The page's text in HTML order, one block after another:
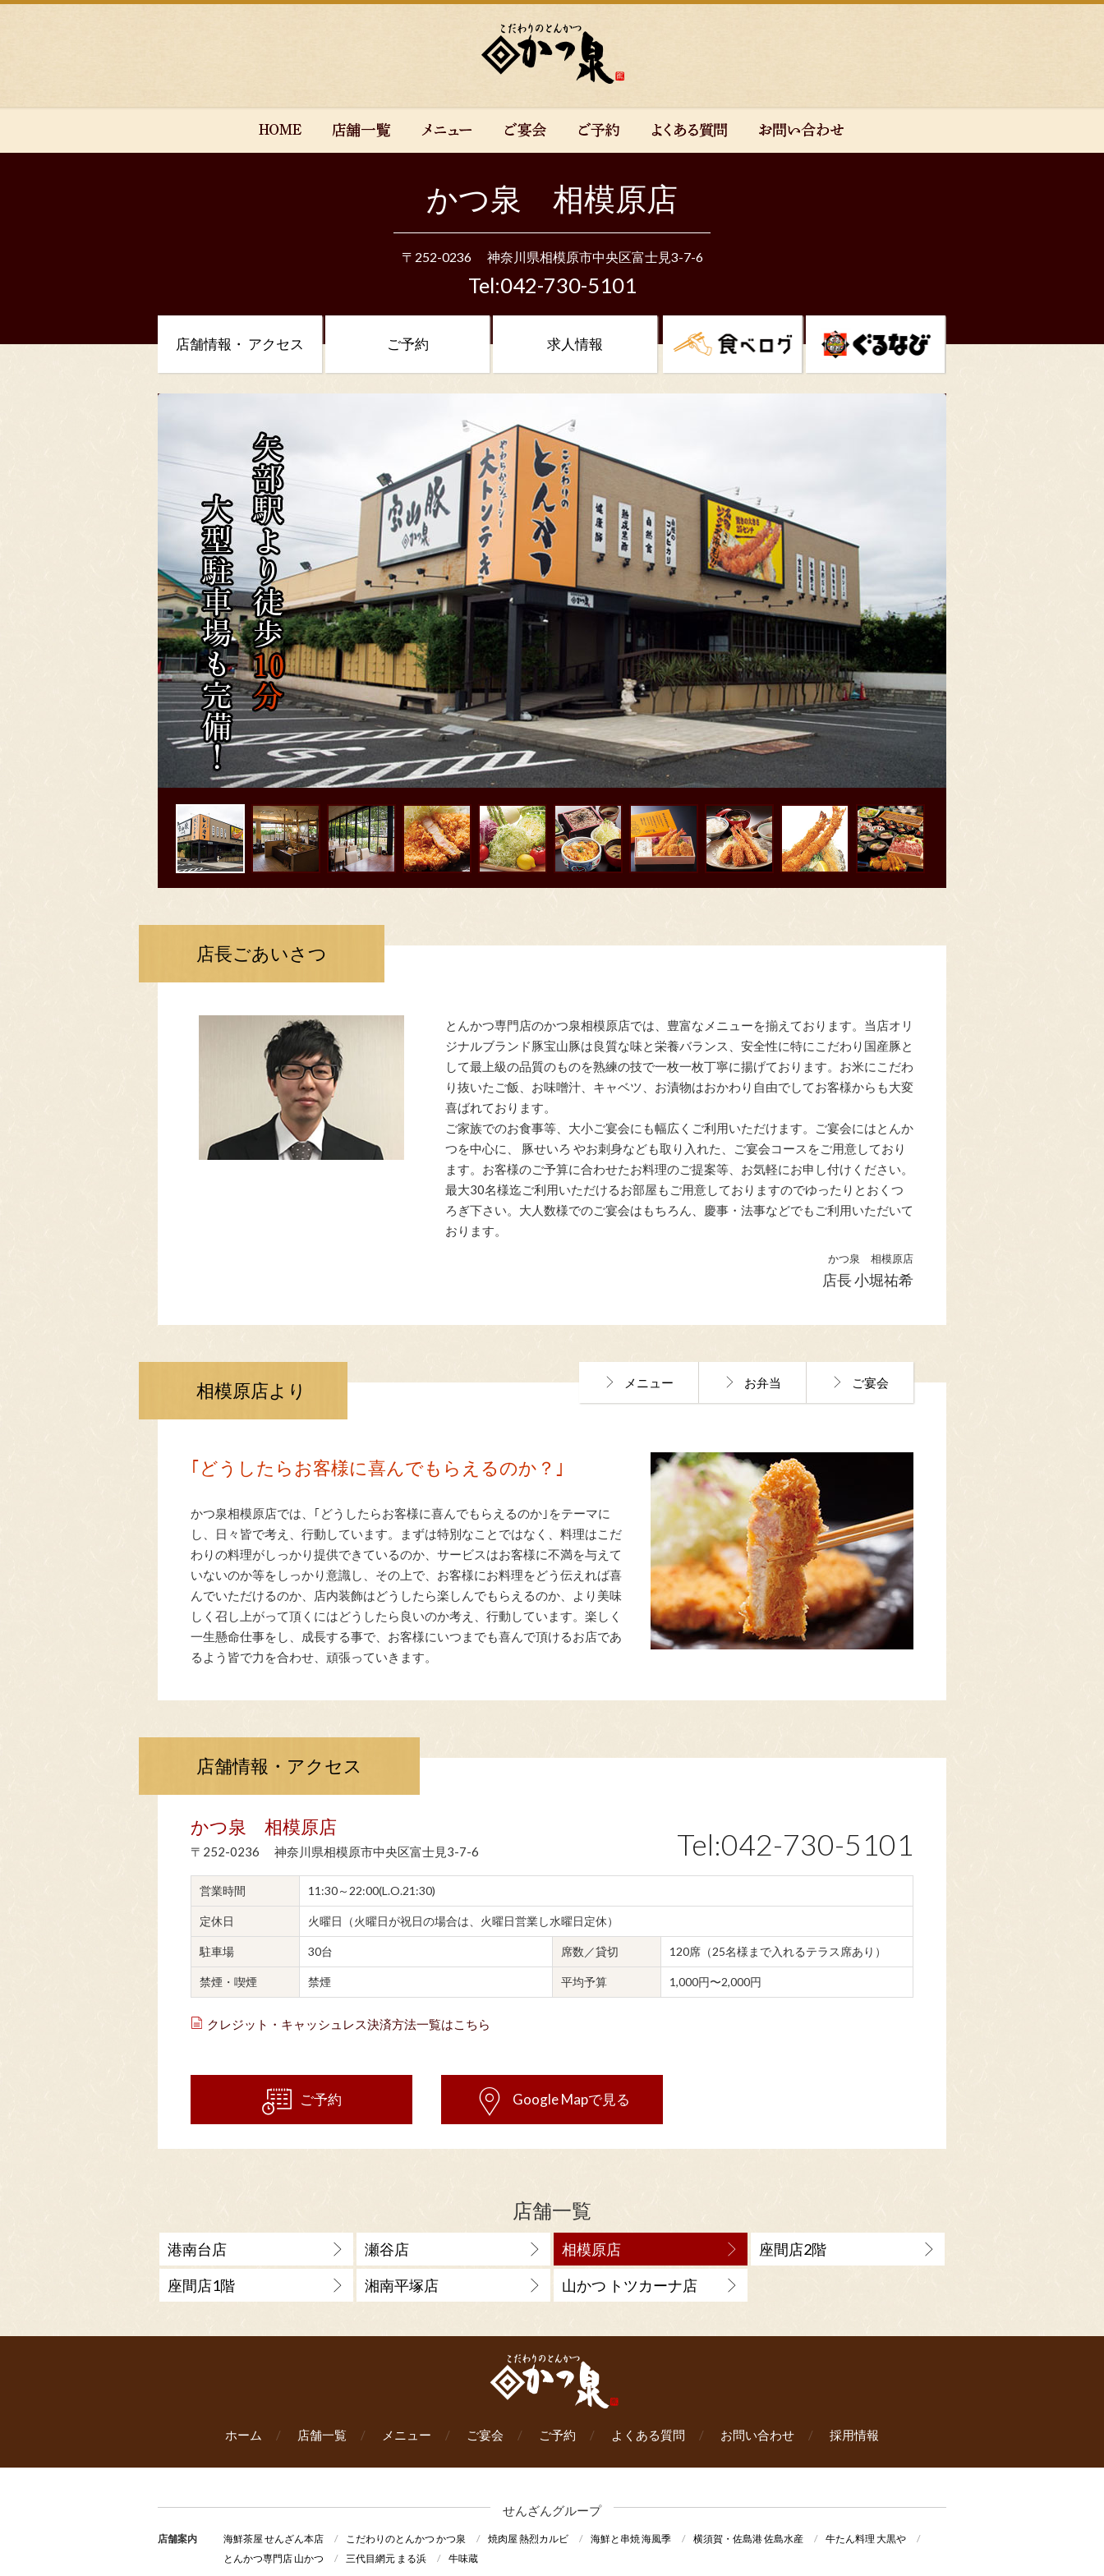
かつ泉 相模原店
〒252-0236 神奈川県相模原市中央区富士見3-7-6
Tel:042-730-5101
店舗情報・ アクセス ご予約 求人情報
店長ごあいさつ
とんかつ専門店のかつ泉相模原店では、豊富なメニューを揃えております。当店オリ
ジナルブランド豚宝山豚は良質な味と栄養バランス、安全性に特にこだわり国産豚と
して最上級の品質のものを熟練の技で一枚一枚丁寧に揚げております。お米にこだわ
り抜いたご飯、お味噌汁、キャベツ、お漬物はおかわり自由でしてお客様からも大変
喜ばれております。
ご家族でのお食事等、大小ご宴会にも幅広くご利用いただけます。ご宴会にはとんか
つを中心に、 豚せいろ やお刺身なども取り入れた、ご宴会コースをご用意しており
ます。お客様のご予算に合わせたお料理のご提案等、お気軽にお申し付けください。
最大30名様迄ご利用いただけるお部屋もご用意しておりますのでゆったりとおくつ
ろぎ下さい。大人数様でのご宴会はもちろん、慶事・法事などでもご利用いただいて
おります。
かつ泉 相模原店
店長 小堀祐希
相模原店より メニュー お弁当 ご宴会
｢どうしたらお客様に喜んでもらえるのか？｣
かつ泉相模原店では、｢どうしたらお客様に喜んでもらえるのか｣をテーマに
し、日々皆で考え、行動しています。まずは特別なことではなく、料理はこだ
わりの料理がしっかり提供できているのか、サービスはお客様に不満を与えて
いないのか等をしっかり意識し、その上で、お客様にお料理をどう伝えれば喜
んでいただけるのか、店内装飾はどうしたら楽しんでもらえるのか、より美味
しく召し上がって頂くにはどうしたら良いのか考え、行動しています。楽しく
一生懸命仕事をし、成長する事で、お客様にいつまでも喜んで頂けるお店であ
るよう皆で力を合わせ、頑張っていきます。
店舗情報・アクセス
かつ泉 相模原店
〒252-0236 神奈川県相模原市中央区富士見3-7-6 Tel:042-730-5101
営業時間 11:30～22:00(L.O.21:30)
定休日 火曜日（火曜日が祝日の場合は、火曜日営業し水曜日定休）
駐車場 30台 席数／貸切 120席（25名様まで入れるテラス席あり）
禁煙・喫煙 禁煙 平均予算 1,000円〜2,000円
クレジット・キャッシュレス決済方法一覧はこちら
ご予約 Google Mapで見る
店舗一覧
港南台店 瀬谷店 相模原店
座間店2階
座間店1階
湘南平塚店 山かつ トツカーナ店
ホーム 店舗一覧 メニュー ご宴会 ご予約 よくある質問 お問い合わせ 採用情報
せんざんグループ
店舗案内 海鮮茶屋 せんざん本店 こだわりのとんかつ かつ泉 焼肉屋 熱烈カルビ 海鮮と串焼 海風季 横須賀・佐島港 佐島水産
牛たん料理 大黒や
とんかつ専門店 山かつ
三代目網元 まる浜 牛味蔵